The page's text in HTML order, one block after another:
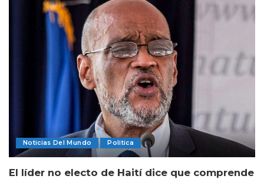
Noticias Del Mundo Politica
El líder no electo de Haití dice que comprende